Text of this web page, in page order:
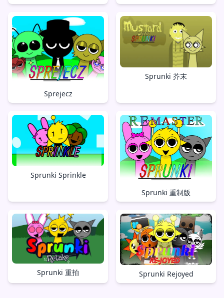
Sprejecz
Sprunki 芥末
Sprunki Sprinkle
Sprunki 重制版
Sprunki 重拍 Sprunki Rejoyed